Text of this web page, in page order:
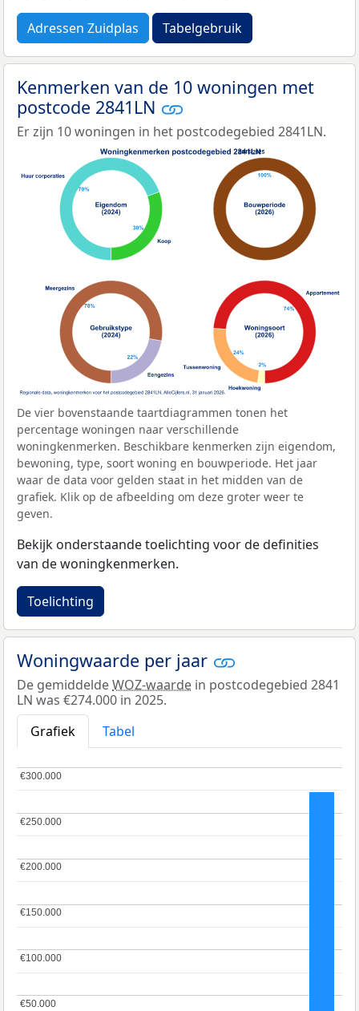
Adressen Zuidplas Tabelgebruik
Kenmerken van de 10 woningen met
postcode 2841LN
Er zijn 10 woningen in het postcodegebied 2841LN.
De vier bovenstaande taartdiagrammen tonen het
percentage woningen naar verschillende
woningkenmerken. Beschikbare kenmerken zijn eigendom,
bewoning, type, soort woning en bouwperiode. Het jaar
waar de data voor gelden staat in het midden van de
grafiek. Klik op de afbeelding om deze groter weer te
geven.
Bekijk onderstaande toelichting voor de definities
van de woningkenmerken.
Toelichting
Woningwaarde per jaar
De gemiddeldeWOZ-waarde in postcodegebied 2841
LN was €274.000 in 2025.
Grafiek
Tabel
€50.000
€50.000
€100.000
€100.000
€150.000
€150.000
€200.000
€200.000
€250.000
€250.000
€300.000
€300.000